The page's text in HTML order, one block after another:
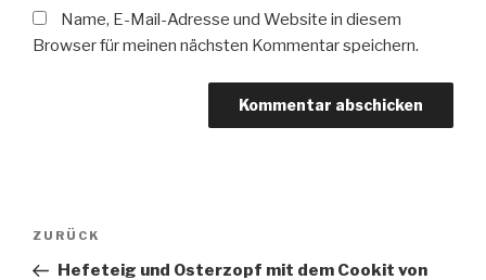
Name, E-Mail-Adresse und Website in diesem
Browser für meinen nächsten Kommentar speichern.
Beitragsnavigation
Vorheriger
Beitrag
ZURÜCK
Hefeteig und Osterzopf mit dem Cookit von